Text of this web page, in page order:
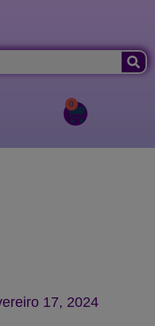
0
17, 2024